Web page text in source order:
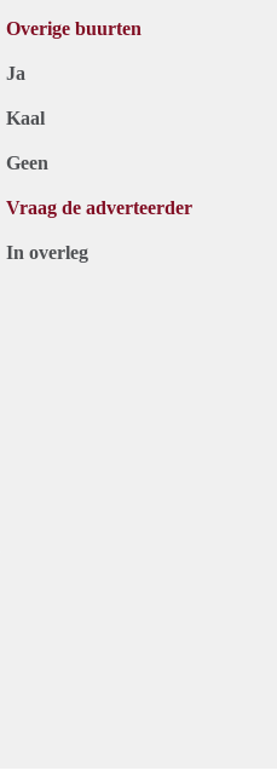
Overige buurten
Ja
Kaal
Geen
Vraag de adverteerder
In overleg